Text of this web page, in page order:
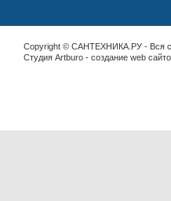
Copyright © САНТЕХНИКА.РУ - Вся
Студия Artburo - cоздание web